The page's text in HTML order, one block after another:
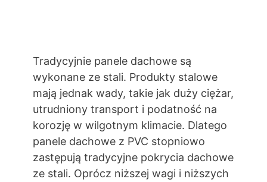
Tradycyjnie panele dachowe są
wykonane ze stali. Produkty stalowe
mają jednak wady, takie jak duży ciężar,
utrudniony transport i podatność na
korozję w wilgotnym klimacie. Dlatego
panele dachowe z PVC stopniowo
zastępują tradycyjne pokrycia dachowe
ze stali. Oprócz niższej wagi i niższych